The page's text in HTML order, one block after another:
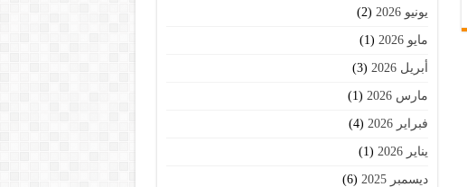
يونيو 2026 (2)
مايو 2026 (1)
أبريل 2026 (3)
مارس 2026 (1)
فبراير 2026 (4)
يناير 2026 (1)
ديسمبر 2025 (6)